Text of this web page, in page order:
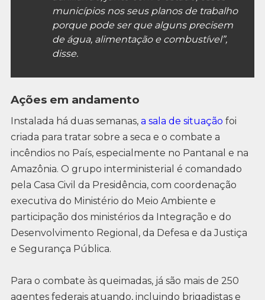
municípios nos seus planos de trabalho
porque pode ser que alguns precisem
de água, alimentação e combustível”,
disse.
Ações em andamento
Instalada há duas semanas, a sala de situação foi
criada para tratar sobre a seca e o combate a
incêndios no País, especialmente no Pantanal e na
Amazônia. O grupo interministerial é comandado
pela Casa Civil da Presidência, com coordenação
executiva do Ministério do Meio Ambiente e
participação dos ministérios da Integração e do
Desenvolvimento Regional, da Defesa e da Justiça
e Segurança Pública.
Para o combate às queimadas, já são mais de 250
agentes federais atuando, incluindo brigadistas e